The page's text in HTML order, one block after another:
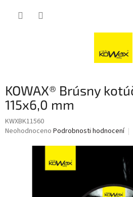
KOWAX® Brúsny
115x6,0 mm
KWXBK11560
Průměrné
Neohodnoceno Podrobnosti hodnocení